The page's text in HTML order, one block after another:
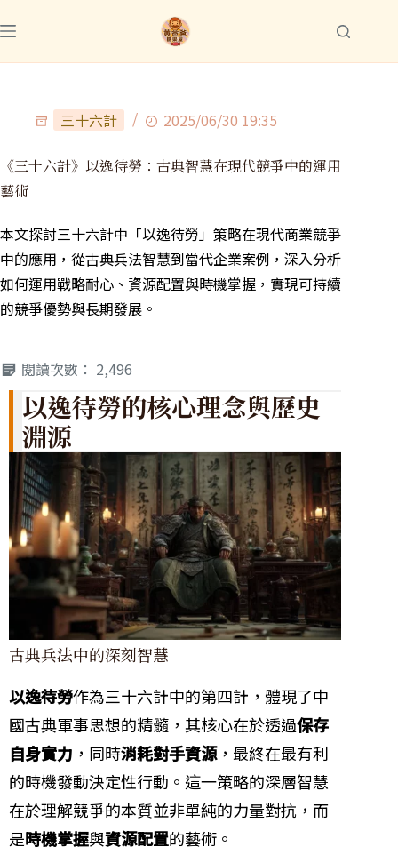
三十六計 2025/06/30 19:35
《三十六計》以逸待勞：古典智慧在現代競爭中的運用
藝術
本文探討三十六計中「以逸待勞」策略在現代商業競爭
中的應用，從古典兵法智慧到當代企業案例，深入分析
如何運用戰略耐心、資源配置與時機掌握，實現可持續
的競爭優勢與長期發展。
閱讀次數： 2,496
以逸待勞的核心理念與歷史
淵源
古典兵法中的深刻智慧
以逸待勞作為三十六計中的第四計，體現了中
國古典軍事思想的精髓，其核心在於透過保存
自身實力 ，同時消耗對手資源，最終在最有利
的時機發動決定性行動。這一策略的深層智慧
在於理解競爭的本質並非單純的力量對抗，而
是時機掌握與資源配置的藝術。